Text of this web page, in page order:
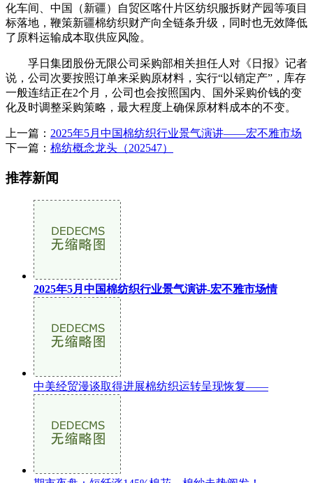
化车间、中国（新疆）自贸区喀什片区纺织服拆财产园等项目
标落地，鞭策新疆棉纺织财产向全链条升级，同时也无效降低
了原料运输成本取供应风险。
孚日集团股份无限公司采购部相关担任人对《日报》记者
说，公司次要按照订单来采购原材料，实行“以销定产”，库存
一般连结正在2个月，公司也会按照国内、国外采购价钱的变
化及时调整采购策略，最大程度上确保原材料成本的不变。
上一篇： 2025年5月中国棉纺织行业景气演讲——宏不雅市场
下一篇： 棉纺概念龙头（202547）
推荐新闻
2025年5月中国棉纺织行业景气演讲-宏不雅市场情
中美经贸漫谈取得进展棉纺织运转呈现恢复——